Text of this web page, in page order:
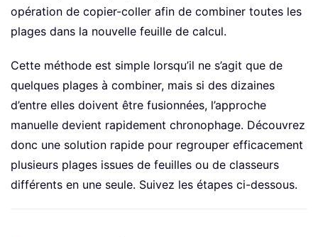
opération de copier-coller afin de combiner toutes les
plages dans la nouvelle feuille de calcul.
Cette méthode est simple lorsqu’il ne s’agit que de
quelques plages à combiner, mais si des dizaines
d’entre elles doivent être fusionnées, l’approche
manuelle devient rapidement chronophage. Découvrez
donc une solution rapide pour regrouper efficacement
plusieurs plages issues de feuilles ou de classeurs
différents en une seule. Suivez les étapes ci-dessous.